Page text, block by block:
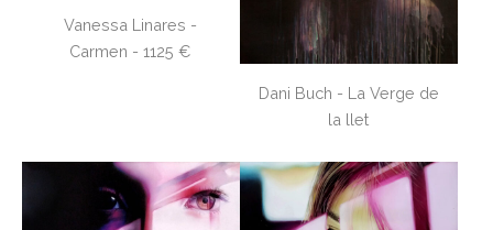
Vanessa Linares -
Carmen - 1125 €
Dani Buch - La Verge de
la llet